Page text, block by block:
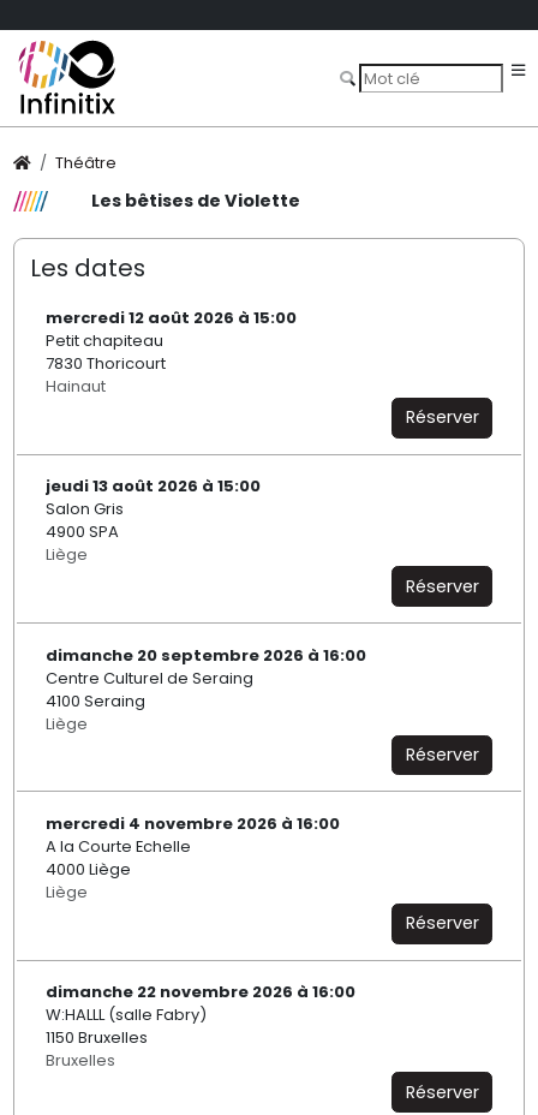
Théâtre
Les bêtises de Violette
Les dates
mercredi 12 août 2026 à 15:00
Petit chapiteau
7830 Thoricourt
Hainaut
Réserver
jeudi 13 août 2026 à 15:00
Salon Gris
4900 SPA
Liège
Réserver
dimanche 20 septembre 2026 à 16:00
Centre Culturel de Seraing
4100 Seraing
Liège
Réserver
mercredi 4 novembre 2026 à 16:00
A la Courte Echelle
4000 Liège
Liège
Réserver
dimanche 22 novembre 2026 à 16:00
W:HALLL (salle Fabry)
1150 Bruxelles
Bruxelles
Réserver